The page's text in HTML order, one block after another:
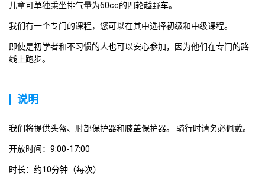
儿童可单独乘坐排气量为60cc的四轮越野车。
我们有一个专门的课程，您可以在其中选择初级和中级课程。
即使是初学者和不习惯的人也可以安心参加，因为他们在专门的路
线上跑步。
说明
我们将提供头盔、肘部保护器和膝盖保护器。 骑行时请务必佩戴。
开放时间：9:00-17:00
时长：约10分钟（每次）